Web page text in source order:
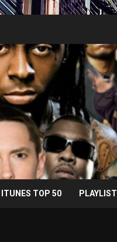
ITUNES TOP 50 PLAYLIST